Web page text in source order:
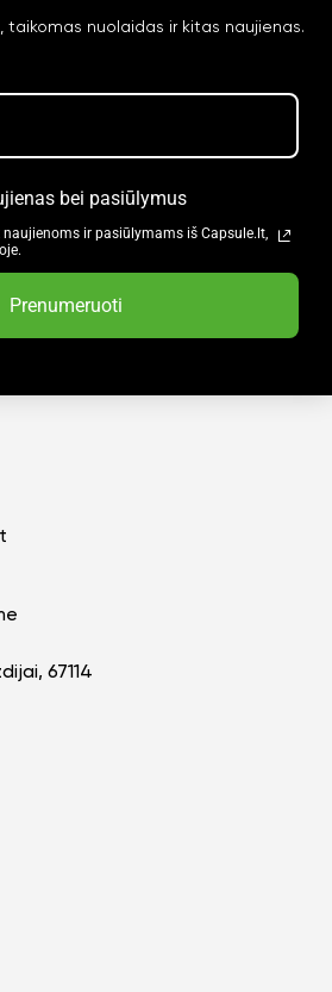
taikomas nuolaidas ir kitas naujienas.
bei pasiūlymus
ir pasiūlymams iš Capsule.lt,
Prenumeruoti
67114